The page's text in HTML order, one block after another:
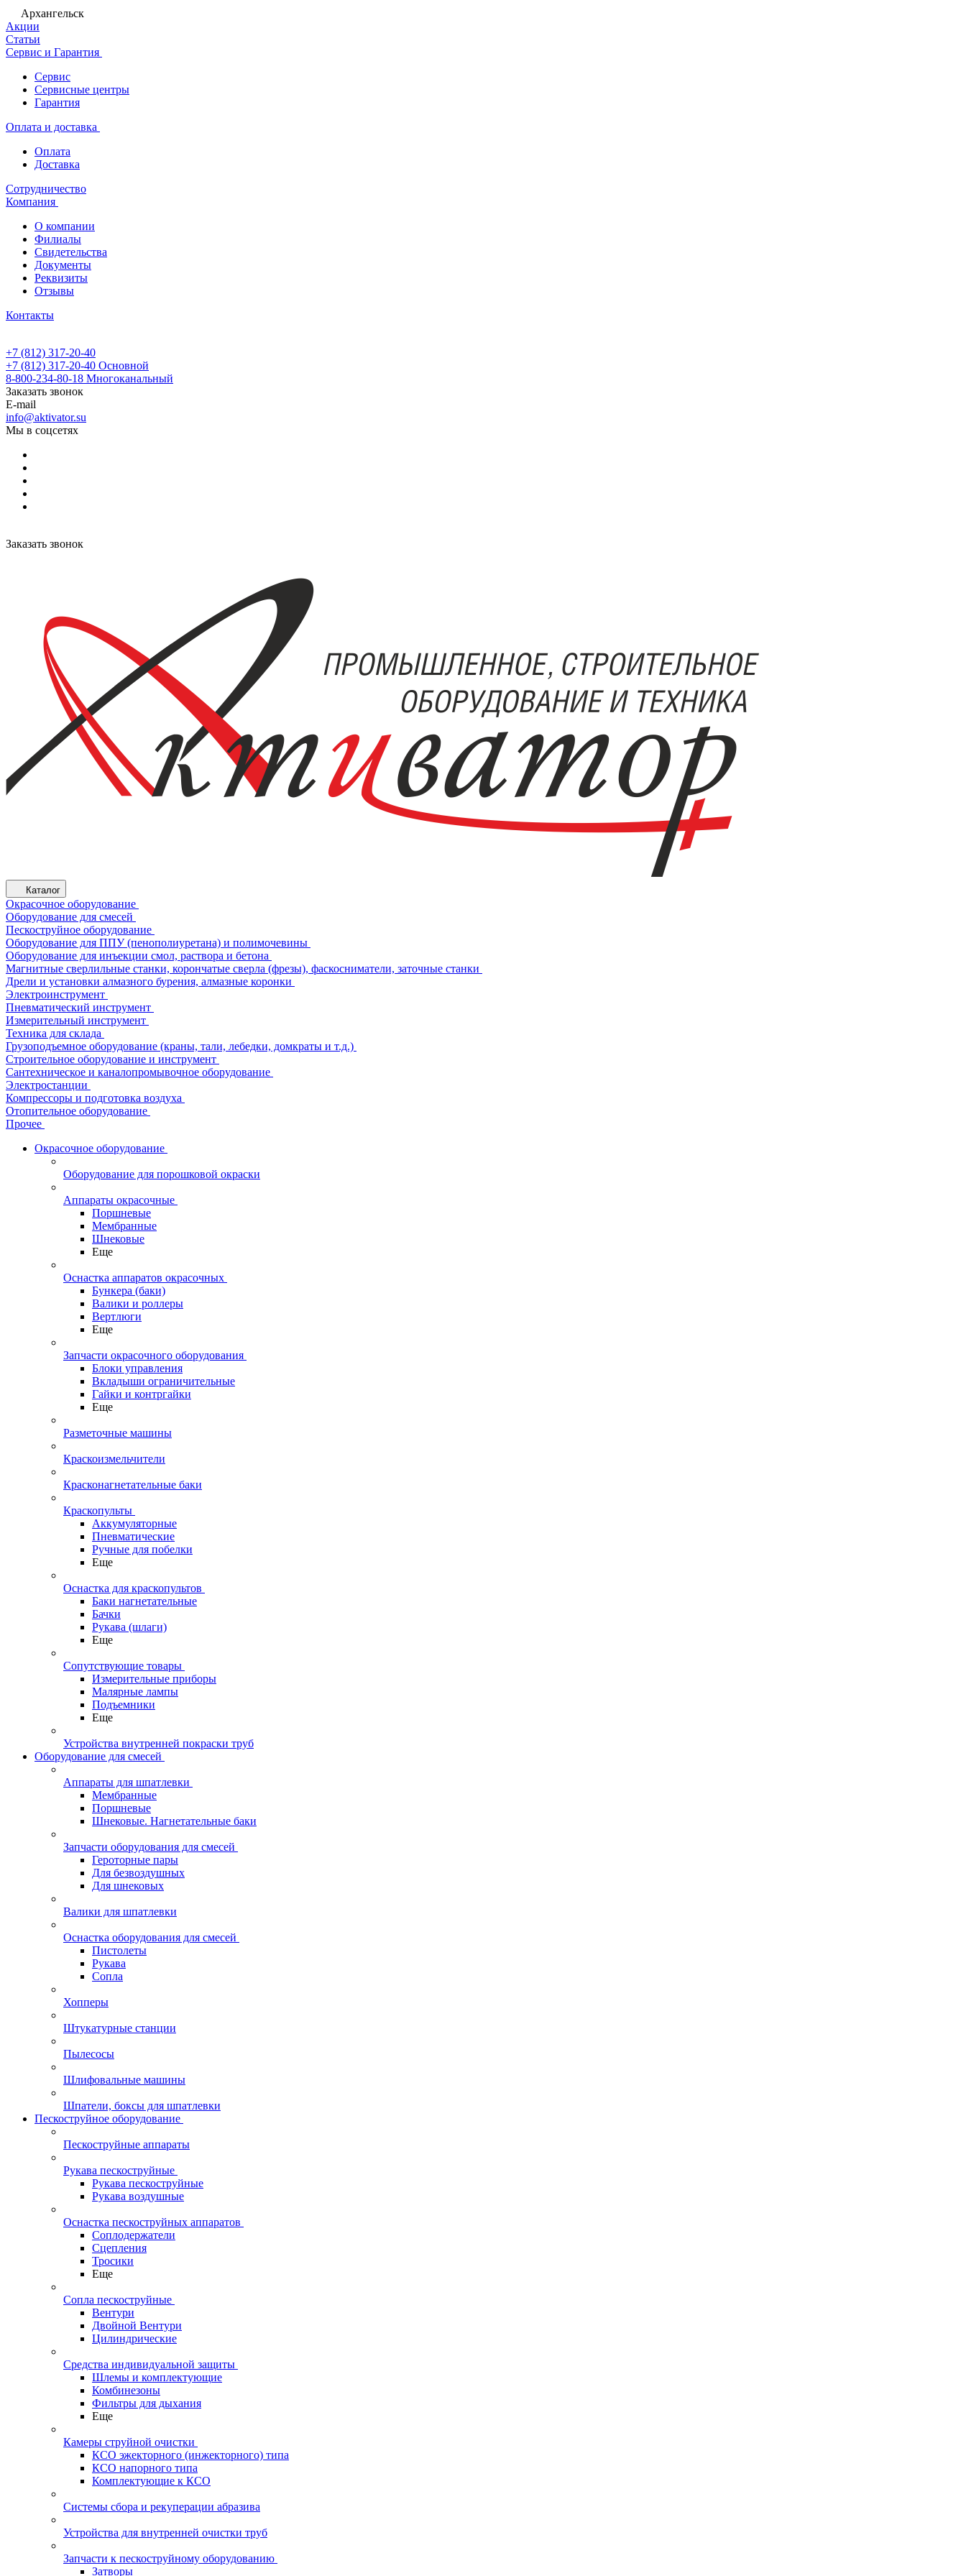
Архангельск
Акции
Статьи
Сервис и Гарантия
Сервис
Сервисные центры
Гарантия
Оплата и доставка
Оплата
Доставка
Сотрудничество
Компания
О компании
Филиалы
Свидетельства
Документы
Реквизиты
Отзывы
Контакты
+7 (812) 317-20-40
+7 (812) 317-20-40 Основной
8-800-234-80-18 Многоканальный
Заказать звонок
E-mail
info@aktivator.su
Мы в соцсетях
Заказать звонок
Каталог
Окрасочное оборудование
Оборудование для смесей
Пескоструйное оборудование
Оборудование для ППУ (пенополиуретана) и полимочевины
Оборудование для инъекции смол, раствора и бетона
Магнитные сверлильные станки, корончатые сверла (фрезы), фаскосниматели, заточные станки
Дрели и установки алмазного бурения, алмазные коронки
Электроинструмент
Пневматический инструмент
Измерительный инструмент
Техника для склада
Грузоподъемное оборудование (краны, тали, лебедки, домкраты и т.д.)
Строительное оборудование и инструмент
Сантехническое и каналопромывочное оборудование
Электростанции
Компрессоры и подготовка воздуха
Отопительное оборудование
Прочее
Окрасочное оборудование
Оборудование для порошковой окраски
Аппараты окрасочные
Поршневые
Мембранные
Шнековые
Еще
Оснастка аппаратов окрасочных
Бункера (баки)
Валики и роллеры
Вертлюги
Еще
Запчасти окрасочного оборудования
Блоки управления
Вкладыши ограничительные
Гайки и контргайки
Еще
Разметочные машины
Краскоизмельчители
Красконагнетательные баки
Краскопульты
Аккумуляторные
Пневматические
Ручные для побелки
Еще
Оснастка для краскопультов
Баки нагнетательные
Бачки
Рукава (шлаги)
Еще
Сопутствующие товары
Измерительные приборы
Малярные лампы
Подъемники
Еще
Устройства внутренней покраски труб
Оборудование для смесей
Аппараты для шпатлевки
Мембранные
Поршневые
Шнековые. Нагнетательные баки
Запчасти оборудования для смесей
Героторные пары
Для безвоздушных
Для шнековых
Валики для шпатлевки
Оснастка оборудования для смесей
Пистолеты
Рукава
Сопла
Хопперы
Штукатурные станции
Пылесосы
Шлифовальные машины
Шпатели, боксы для шпатлевки
Пескоструйное оборудование
Пескоструйные аппараты
Рукава пескоструйные
Рукава пескоструйные
Рукава воздушные
Оснастка пескоструйных аппаратов
Соплодержатели
Сцепления
Тросики
Еще
Сопла пескоструйные
Вентури
Двойной Вентури
Цилиндрические
Средства индивидуальной защиты
Шлемы и комплектующие
Комбинезоны
Фильтры для дыхания
Еще
Камеры струйной очистки
КСО эжекторного (инжекторного) типа
КСО напорного типа
Комплектующие к КСО
Системы сбора и рекуперации абразива
Устройства для внутренней очистки труб
Запчасти к пескоструйному оборудованию
Затворы